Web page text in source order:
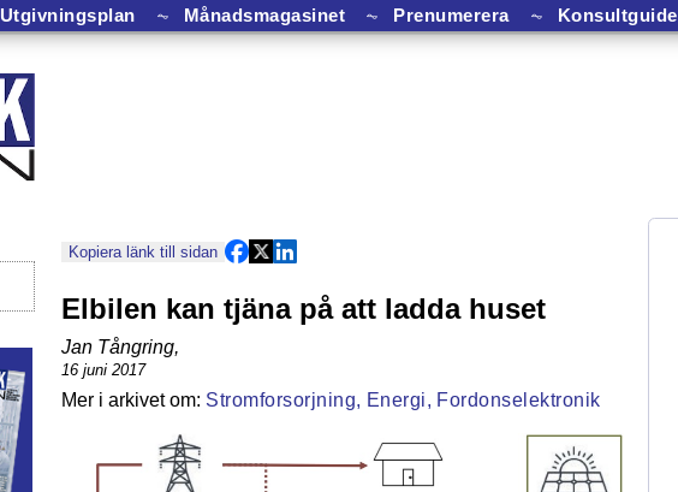
Utgivningsplan ⏦ Månadsmagasinet ⏦ Prenumerera ⏦ Konsultguide
Kopiera länk till sidan
Elbilen kan tjäna på att ladda huset
Jan Tångring,
16 juni 2017
Stromforsorjning, Energi, Fordonselektronik